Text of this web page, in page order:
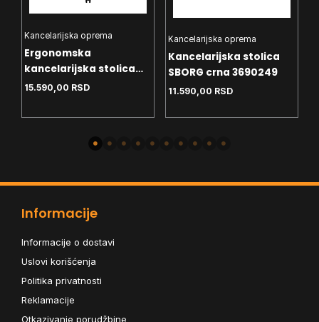
Kancelarijska oprema
Ergonomska
kancelarijska stolica
UGD Vukas Chrome
15.590,00 RSD
Kancelarijska oprema
Kancelarijska stolica
SBORG crna 3690249
11.590,00 RSD
Informacije
Informacije o dostavi
Uslovi korišćenja
Politika privatnosti
Reklamacije
Otkazivanje porudžbine